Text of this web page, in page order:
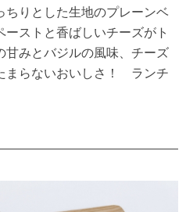
りとした生地のプレーンベ
ストと香ばしいチーズがト
甘みとバジルの風味、チーズ
まらないおいしさ！ ランチ